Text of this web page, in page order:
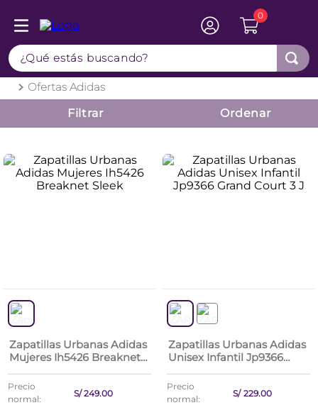
0
¿Qué estás buscando?
Ofertas Adidas
Filtrar
Zapatillas Urbanas Adidas
Mujeres Ih5426 Breaknet
Precio
normal:
S/ 249.00
Zapatillas Urbanas Adidas
Unisex Infantil Jp9366
Precio
normal:
S/ 229.00
TÉRMINOS MÁS BUSCADOS
2. sandalias
3. zapatillas mujer
4. zapatillas
adidas